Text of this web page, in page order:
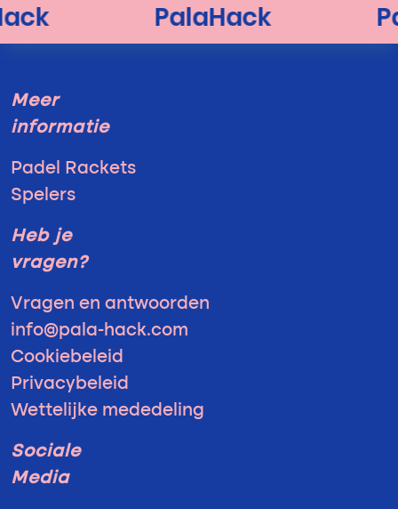
Meer
informatie
Padel Rackets
Spelers
Heb je
vragen?
Vragen en antwoorden
info@pala-hack.com
Cookiebeleid
Privacybeleid
Wettelijke mededeling
Sociale
Media